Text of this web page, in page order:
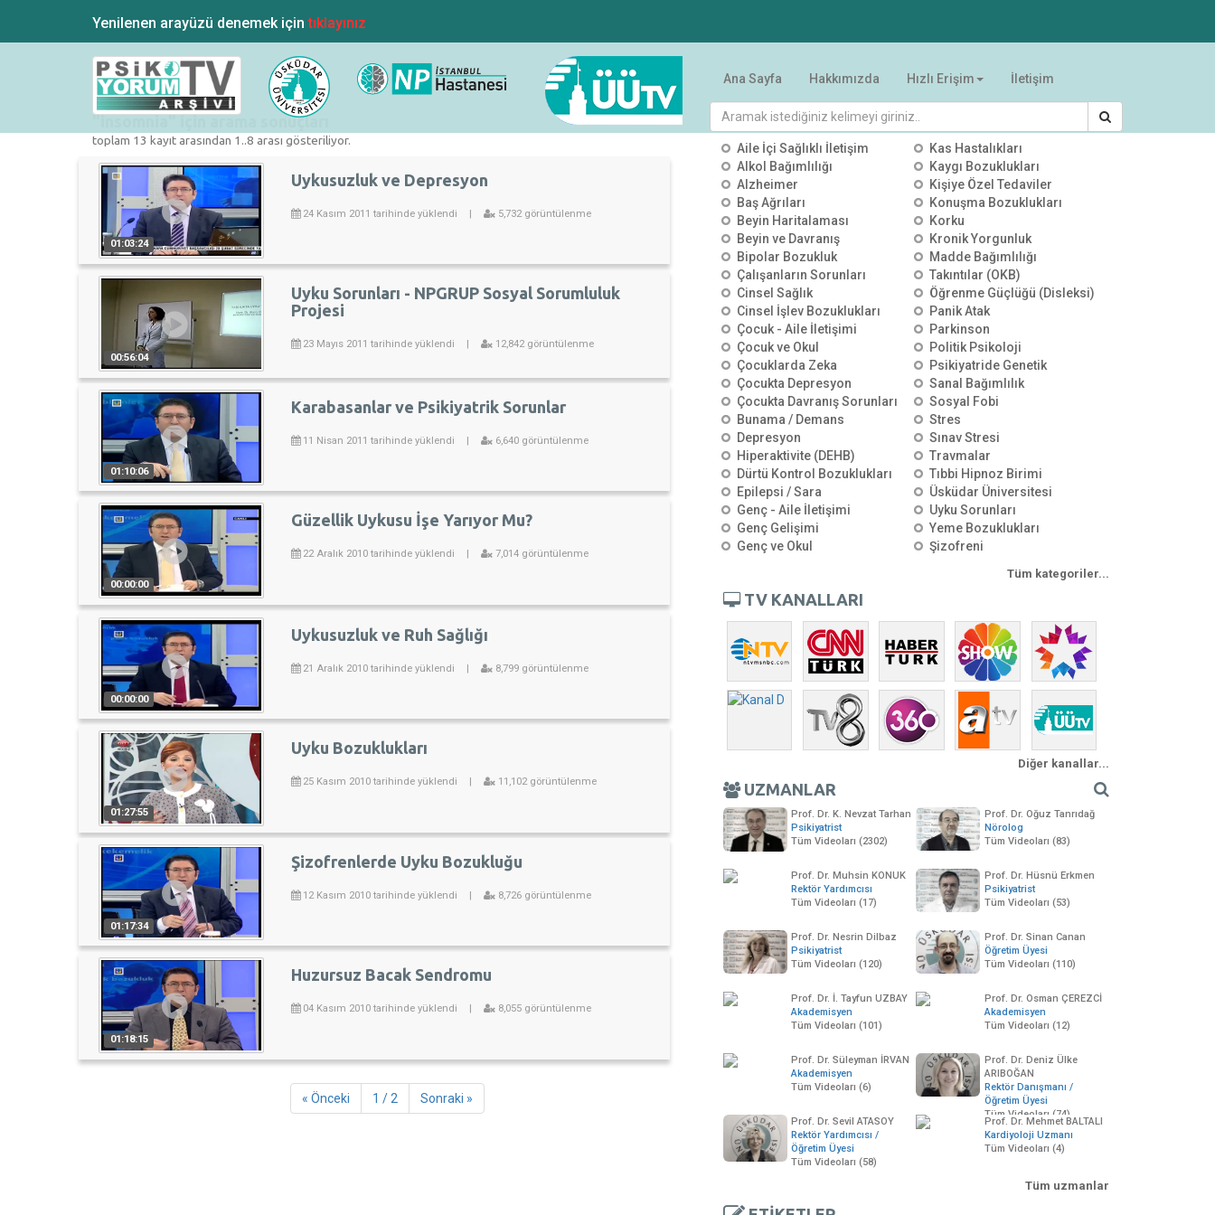
Yenilenen arayüzü denemek içintıklayınız
Ana Sayfa Hakkımızda Hızlı Erişim İletişim
"insomnia" için arama sonuçları
toplam 13 kayıt arasından 1..8 arası gösteriliyor.
01:03:24
Uykusuzluk ve Depresyon
24 Kasım 2011 tarihinde yüklendi | 5,732 görüntülenme
00:56:04
Uyku Sorunları - NPGRUP Sosyal Sorumluluk
Projesi
23 Mayıs 2011 tarihinde yüklendi 12,842 görüntülenme
01:10:06
Karabasanlar ve Psikiyatrik Sorunlar
11 Nisan 2011 tarihinde yüklendi | 6,640 görüntülenme
00:00:00
Güzellik Uykusu İşe Yarıyor Mu?
22 Aralık 2010 tarihinde yüklendi 7,014 görüntülenme
00:00:00
Uykusuzluk ve Ruh Sağlığı
21 Aralık 2010 tarihinde yüklendi | 8,799 görüntülenme
01:27:55
Uyku Bozuklukları
25 Kasım 2010 tarihinde yüklendi 11,102 görüntülenme
01:17:34
Şizofrenlerde Uyku Bozukluğu
12 Kasım 2010 tarihinde yüklendi | 8,726 görüntülenme
01:18:15
Huzursuz Bacak Sendromu
04 Kasım 2010 tarihinde yüklendi 8,055 görüntülenme
« Önceki 1 / 2 Sonraki »
KATEGORİLER
Aile İçi Sağlıklı İletişim
Alkol Bağımlılığı
Alzheimer
Baş Ağrıları
Beyin Haritalaması
Beyin ve Davranış
Bipolar Bozukluk
Çalışanların Sorunları
Cinsel Sağlık
Cinsel İşlev Bozuklukları
Çocuk - Aile İletişimi
Çocuk ve Okul
Çocuklarda Zeka
Çocukta Depresyon
Çocukta Davranış Sorunları
Bunama / Demans
Depresyon
Hiperaktivite (DEHB)
Dürtü Kontrol Bozuklukları
Epilepsi / Sara
Genç - Aile İletişimi
Genç Gelişimi
Genç ve Okul
Kas Hastalıkları
Kaygı Bozuklukları
Kişiye Özel Tedaviler
Konuşma Bozuklukları
Korku
Kronik Yorgunluk
Madde Bağımlılığı
Takıntılar (OKB)
Öğrenme Güçlüğü (Disleksi)
Panik Atak
Parkinson
Politik Psikoloji
Psikiyatride Genetik
Sanal Bağımlılık
Sosyal Fobi
Stres
Sınav Stresi
Travmalar
Tıbbi Hipnoz Birimi
Üsküdar Üniversitesi
Uyku Sorunları
Yeme Bozuklukları
Şizofreni
Tüm kategoriler...
TV KANALLARI
Diğer kanallar...
UZMANLAR
Prof. Dr. K. Nevzat Tarhan
Psikiyatrist
Tüm Videoları (2302)
Prof. Dr. Oğuz Tanrıdağ
Nörolog
Tüm Videoları (83)
Prof. Dr. Muhsin KONUK
Rektör Yardımcısı
Tüm Videoları (17)
Prof. Dr. Hüsnü Erkmen
Psikiyatrist
Tüm Videoları (53)
Prof. Dr. Nesrin Dilbaz
Psikiyatrist
Tüm Videoları (120)
Prof. Dr. Sinan Canan
Öğretim Üyesi
Tüm Videoları (110)
Prof. Dr. İ. Tayfun UZBAY
Akademisyen
Tüm Videoları (101)
Prof. Dr. Osman ÇEREZCİ
Akademisyen
Tüm Videoları (12)
Prof. Dr. Süleyman İRVAN
Akademisyen
Tüm Videoları (6)
Prof. Dr. Deniz Ülke
ARIBOĞAN
Rektör Danışmanı /
Öğretim Üyesi
Tüm Videoları (74)
Prof. Dr. Sevil ATASOY
Rektör Yardımcısı /
Öğretim Üyesi
Tüm Videoları (58)
Prof. Dr. Mehmet BALTALI
Kardiyoloji Uzmanı
Tüm Videoları (4)
Tüm uzmanlar